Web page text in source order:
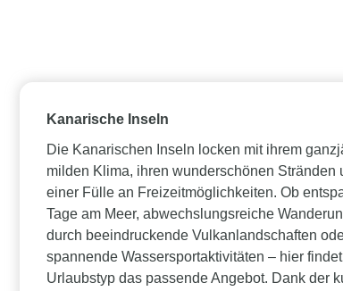
Kanarische Inseln
Die Kanarischen Inseln locken mit ihrem
milden Klima, ihren wunderschönen Stränden
einer Fülle an Freizeitmöglichkeiten. Ob
Tage am Meer, abwechslungsreiche
durch beeindruckende Vulkanlandschaften
spannende Wassersportaktivitäten – hier
Urlaubstyp das passende Angebot. Dank der